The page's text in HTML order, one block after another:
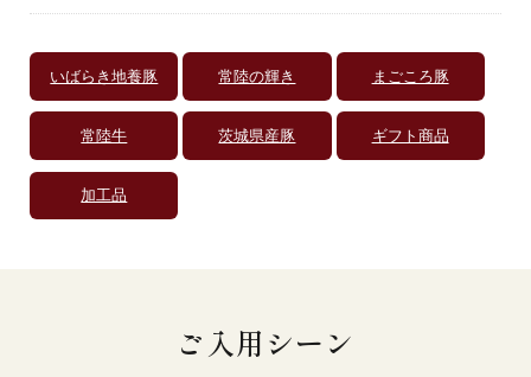
５Ｐ)
つ)セット
いばらき地養豚 常陸の輝き まごころ豚
常陸牛 茨城県産豚 ギフト商品
加工品
ご入用シーン